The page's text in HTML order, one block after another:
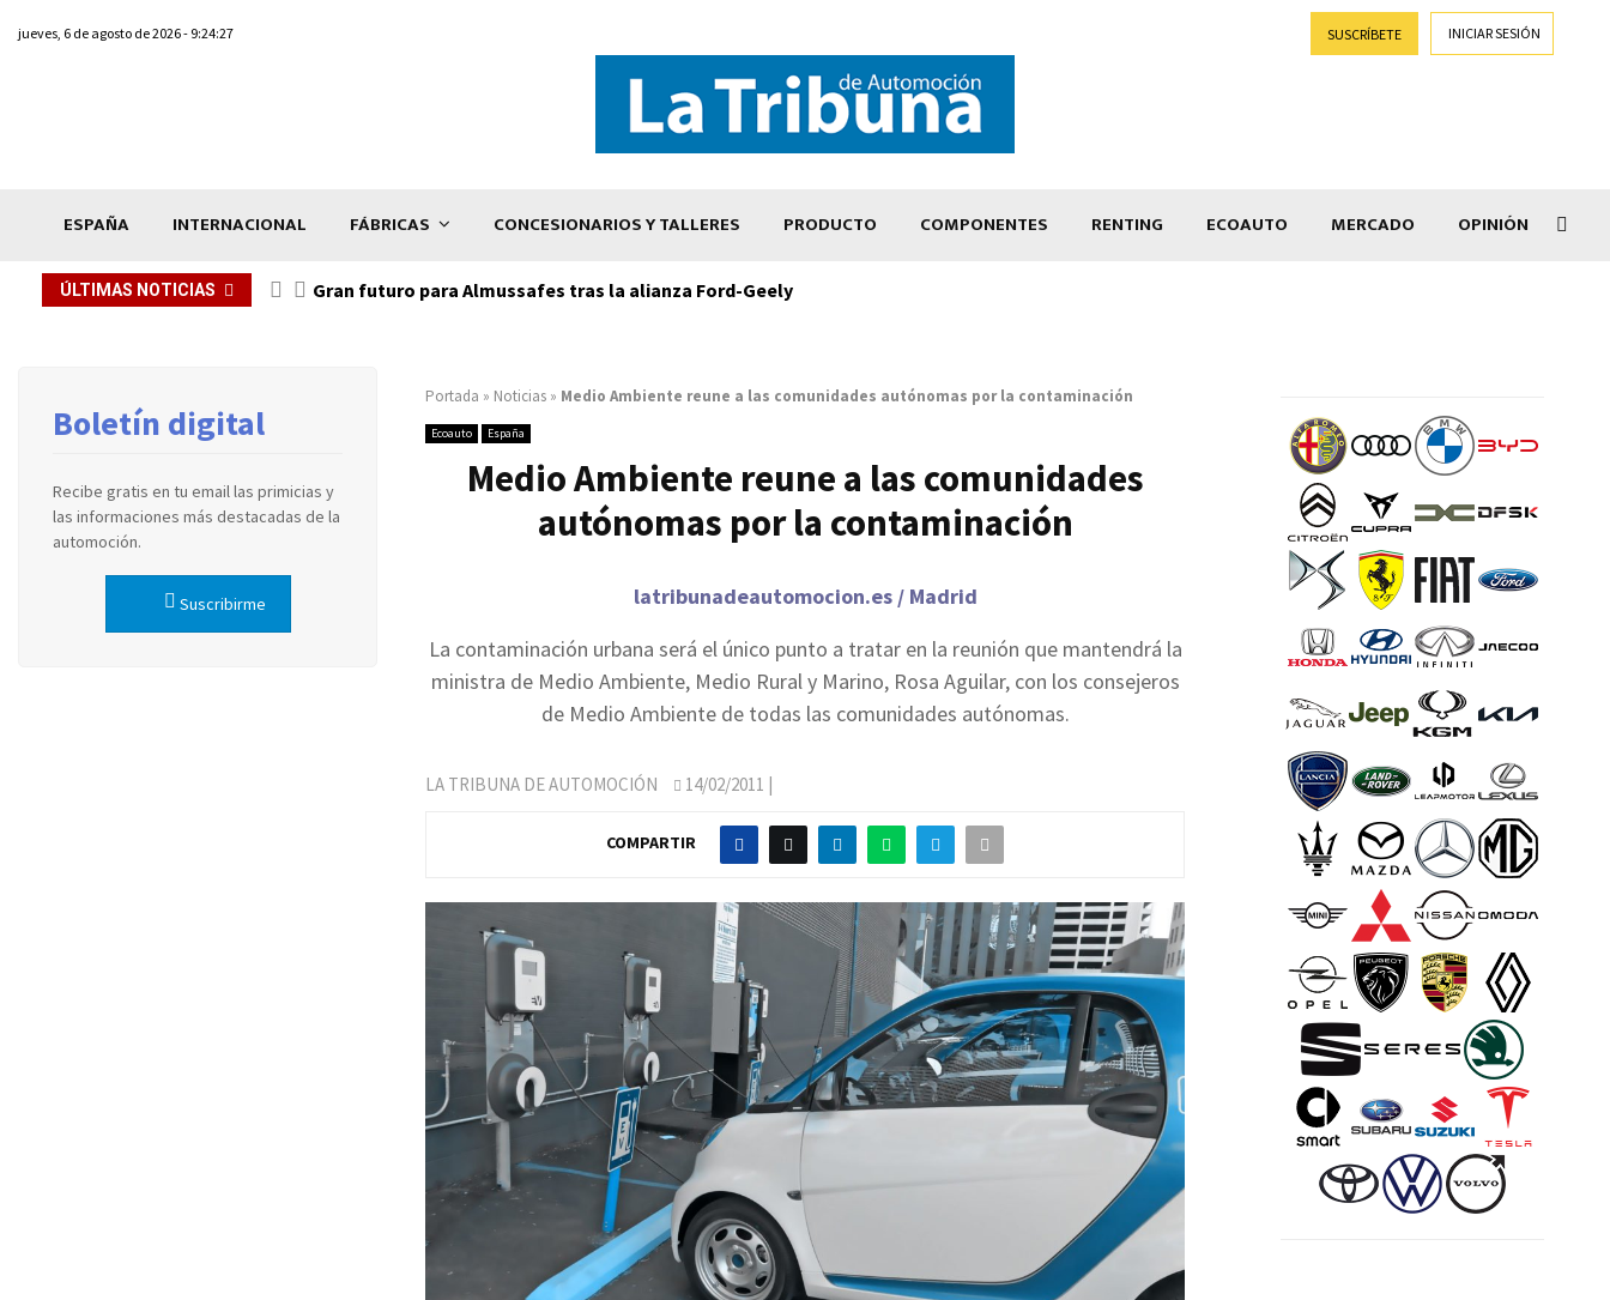
jueves, 6 de agosto de 2026 - 9:24:27 SUSCRÍBETE INICIAR SESIÓN
ESPAÑA INTERNACIONAL FÁBRICAS CONCESIONARIOS Y TALLERES PRODUCTO COMPONENTES RENTING ECOAUTO MERCADO OPINIÓN
ÚLTIMAS NOTICIAS Gran futuro para Almussafes tras la alianza Ford-Geely
Portada » Noticias » Medio Ambiente reune a las comunidades autónomas por la contaminación
Ecoauto España
Medio Ambiente reune a las comunidades
autónomas por la contaminación
latribunadeautomocion.es / Madrid
La contaminación urbana será el único punto a tratar en la reunión que mantendrá la
ministra de Medio Ambiente, Medio Rural y Marino, Rosa Aguilar, con los consejeros
de Medio Ambiente de todas las comunidades autónomas.
LA TRIBUNA DE AUTOMOCIÓN 14/02/2011 |
COMPARTIR
Boletín digital
Recibe gratis en tu email las primicias y
las informaciones más destacadas de la
automoción.
Suscribirme